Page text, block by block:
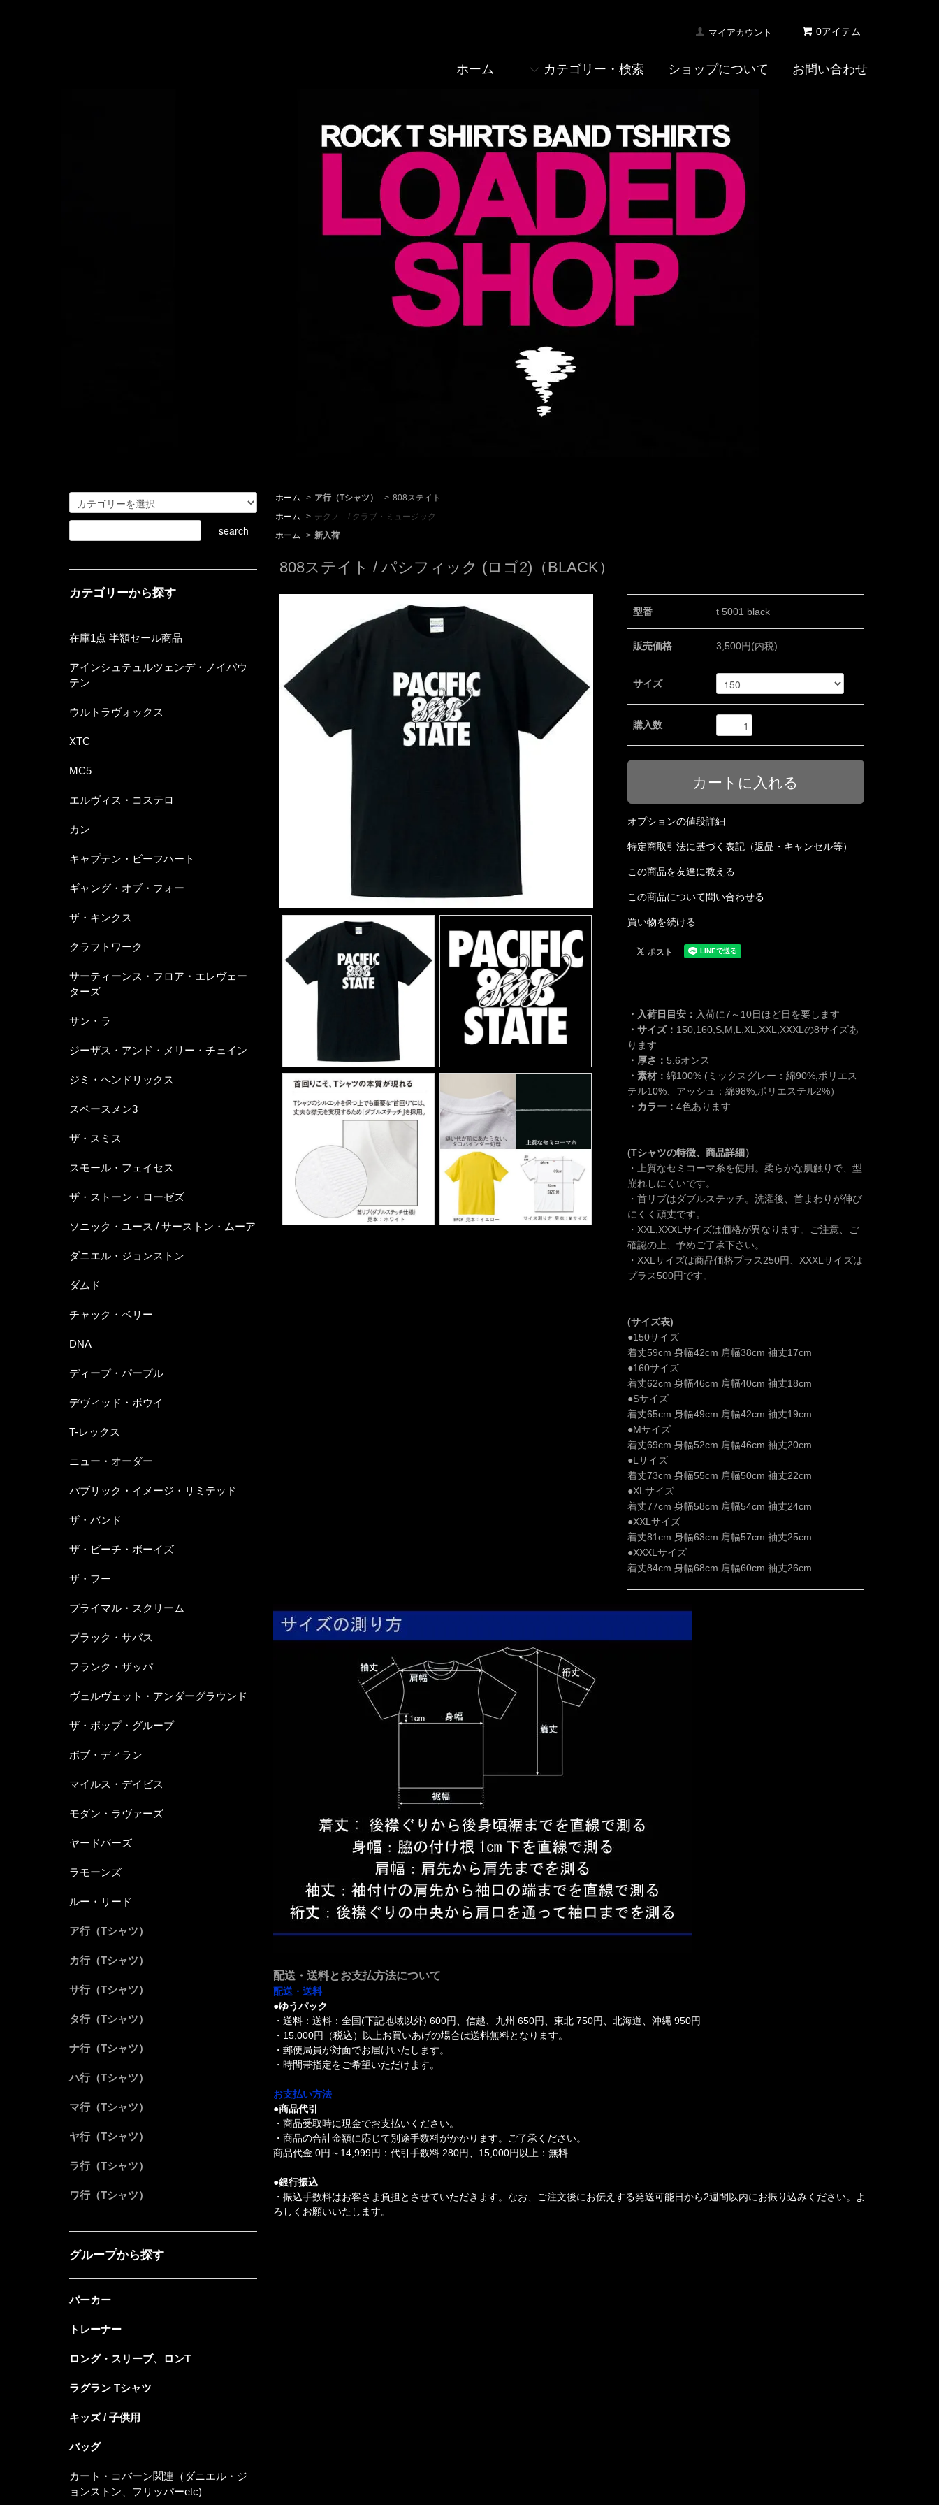
0アイテム
マイアカウント
ホーム カテゴリー・検索 ショップについて お問い合わせ
ホーム > ア行（Tシャツ） > 808ステイト
ホーム
> テクノ / クラブ・ミュージック
ホーム
> 新入荷
808ステイト / パシフィック (ロゴ2)（BLACK）
型番 t 5001 black
販売価格 3,500円(内税)
サイズ
購入数
オプションの値段詳細
特定商取引法に基づく表記（返品・キャンセル等）
この商品を友達に教える
この商品について問い合わせる
買い物を続ける
・入荷日目安： 入荷に7～10日ほど日を要します
・サイズ： 150,160,S,M,L,XL,XXL,XXXLの8サイズあ
ります
・厚さ： 5.6オンス
・素材： 綿100% (ミックスグレー：綿90%,ポリエス
テル10%、アッシュ：綿98%,ポリエステル2%）
・カラー： 4色あります
(Tシャツの特徴、商品詳細）
・上質なセミコーマ糸を使用。柔らかな肌触りで、型
崩れしにくいです。
・首リブはダブルステッチ。洗濯後、首まわりが伸び
にくく頑丈です。
・XXL,XXXLサイズは価格が異なります。ご注意、ご
確認の上、予めご了承下さい。
・XXLサイズは商品価格プラス250円、XXXLサイズは
プラス500円です。
(サイズ表)
●150サイズ
着丈59cm 身幅42cm 肩幅38cm 袖丈17cm
●160サイズ
着丈62cm 身幅46cm 肩幅40cm 袖丈18cm
●Sサイズ
着丈65cm 身幅49cm 肩幅42cm 袖丈19cm
●Mサイズ
着丈69cm 身幅52cm 肩幅46cm 袖丈20cm
●Lサイズ
着丈73cm 身幅55cm 肩幅50cm 袖丈22cm
●XLサイズ
着丈77cm 身幅58cm 肩幅54cm 袖丈24cm
●XXLサイズ
着丈81cm 身幅63cm 肩幅57cm 袖丈25cm
●XXXLサイズ
着丈84cm 身幅68cm 肩幅60cm 袖丈26cm
配送・送料とお支払方法について
配送・送料
●ゆうパック
・送料：送料：全国(下記地域以外) 600円、信越、九州 650円、東北 750円、北海道、沖縄 950円
・15,000円（税込）以上お買いあげの場合は送料無料となります。
・郵便局員が対面でお届けいたします。
・時間帯指定をご希望いただけます。
お支払い方法
●商品代引
・商品受取時に現金でお支払いください。
・商品の合計金額に応じて別途手数料がかかります。ご了承ください。
商品代金 0円～14,999円：代引手数料 280円、15,000円以上：無料
●銀行振込
・振込手数料はお客さま負担とさせていただきます。なお、ご注文後にお伝えする発送可能日から2週間以内にお振り込みください。よ
ろしくお願いいたします。
カテゴリーから探す
在庫1点 半額セール商品
アインシュテュルツェンデ・ノイバウ
テン
ウルトラヴォックス
XTC
MC5
エルヴィス・コステロ
カン
キャプテン・ビーフハート
ギャング・オブ・フォー
ザ・キンクス
クラフトワーク
サーティーンス・フロア・エレヴェー
ターズ
サン・ラ
ジーザス・アンド・メリー・チェイン
ジミ・ヘンドリックス
スペースメン3
ザ・スミス
スモール・フェイセス
ザ・ストーン・ローゼズ
ソニック・ユース / サーストン・ムーア
ダニエル・ジョンストン
ダムド
チャック・ベリー
DNA
ディープ・パープル
デヴィッド・ボウイ
T-レックス
ニュー・オーダー
パブリック・イメージ・リミテッド
ザ・バンド
ザ・ビーチ・ボーイズ
ザ・フー
プライマル・スクリーム
ブラック・サバス
フランク・ザッパ
ヴェルヴェット・アンダーグラウンド
ザ・ポップ・グループ
ボブ・ディラン
マイルス・デイビス
モダン・ラヴァーズ
ヤードバーズ
ラモーンズ
ルー・リード
ア行（Tシャツ）
カ行（Tシャツ）
サ行（Tシャツ）
タ行（Tシャツ）
ナ行（Tシャツ）
ハ行（Tシャツ）
マ行（Tシャツ）
ヤ行（Tシャツ）
ラ行（Tシャツ）
ワ行（Tシャツ）
グループから探す
パーカー
トレーナー
ロング・スリーブ、ロンT
ラグラン Tシャツ
キッズ / 子供用
バッグ
カート・コバーン関連（ダニエル・ジ
ョンストン、フリッパーetc)